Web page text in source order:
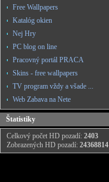
Free Wallpapers
Katalóg okien
Nej Hry
PC blog on line
Pracovný portál PRACA
Skins - free wallpapers
TV program vždy a všade ...
Web Zabava na Nete
Štatistiky
Celkový počet HD pozadí: 2403
Zobrazených HD pozadí: 24368814